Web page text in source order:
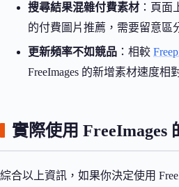
搜尋結果混雜付費素材 ：頁面
的付費圖片推薦，需要留意區
更新頻率不如競品 ：相較
FreeImages 的新增素材速度相
實際使用 FreeImages
綜合以上資訊，如果你決定使用